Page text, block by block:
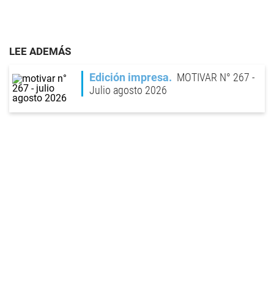
LEE ADEMÁS
Edición impresa
MOTIVAR N° 267 -
Julio agosto 2026